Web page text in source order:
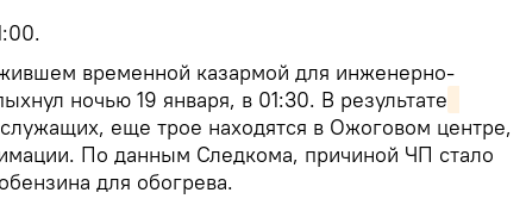
временной казармой для инженерно-
ночью 19 января, в 01:30. В результате
еще трое находятся в Ожоговом центре,
По данным Следкома, причиной ЧП стало
для обогрева.